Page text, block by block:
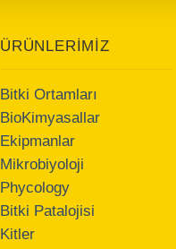
ÜRÜNLERİMİZ
Bitki Ortamları
BioKimyasallar
Ekipmanlar
Mikrobiyoloji
Phycology
Bitki Patalojisi
Kitler